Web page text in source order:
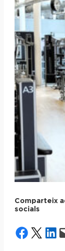
Comparteix
socials
Share on
Share on X Share